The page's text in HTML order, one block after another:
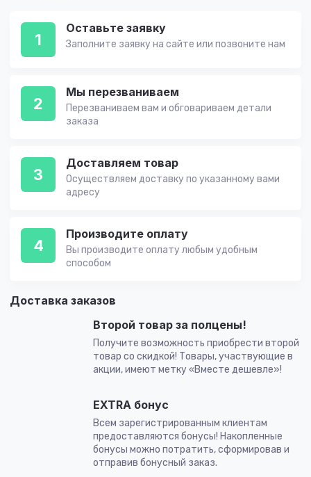
1
Оставьте заявку
Заполните заявку на сайте или позвоните нам
2
Мы перезваниваем
Перезваниваем вам и обговариваем детали
заказа
3
Доставляем товар
Осуществляем доставку по указанному вами
адресу
4
Производите оплату
Вы производите оплату любым удобным
способом
Доставка заказов
Второй товар за полцены!
Получите возможность приобрести второй
товар со скидкой! Товары, участвующие в
акции, имеют метку «Вместе дешевле»!
EXTRA бонус
Всем зарегистрированным клиентам
предоставляются бонусы! Накопленные
бонусы можно потратить, сформировав и
отправив бонусный заказ.